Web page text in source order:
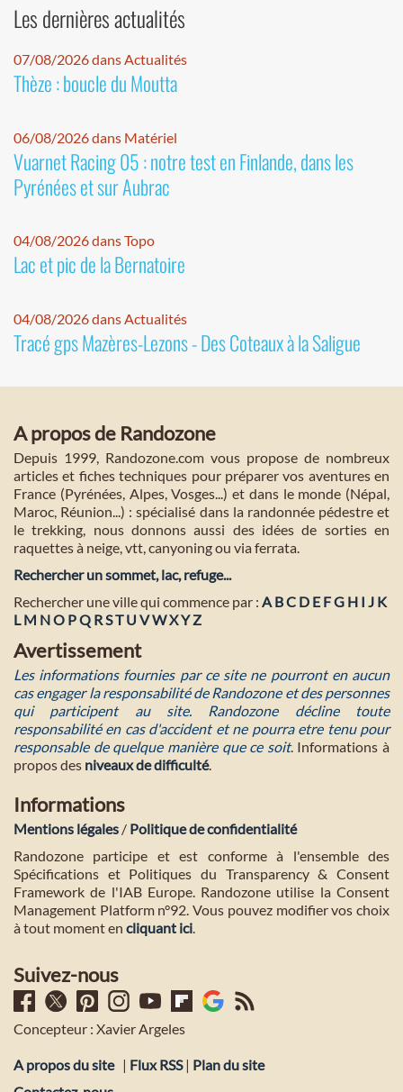
Les dernières actualités
07/08/2026 dans Actualités
Thèze : boucle du Moutta
06/08/2026 dans Matériel
Vuarnet Racing 05 : notre test en Finlande, dans les
Pyrénées et sur Aubrac
04/08/2026 dans Topo
Lac et pic de la Bernatoire
04/08/2026 dans Actualités
Tracé gps Mazères-Lezons - Des Coteaux à la Saligue
A propos de Randozone
Depuis 1999, Randozone.com vous propose de nombreux
articles et fiches techniques pour préparer vos aventures en
France (Pyrénées, Alpes, Vosges...) et dans le monde (Népal,
Maroc, Réunion...) : spécialisé dans la randonnée pédestre et
le trekking, nous donnons aussi des idées de sorties en
raquettes à neige, vtt, canyoning ou via ferrata.
Rechercher un sommet, lac, refuge...
Rechercher une ville qui commence par : A BC D E FG H I J K
L M NO PQ RST U VWXYZ
Avertissement
Les informations fournies par ce site ne pourront en aucun
cas engager la responsabilité de Randozone et des personnes
qui participent au site. Randozone décline toute
responsabilité en cas d'accident et ne pourra etre tenu pour
responsable de quelque manière que ce soit. Informations à
propos des niveaux de difficulté.
Informations
Mentions légales / Politique de confidentialité
Randozone participe et est conforme à l'ensemble des
Spécifications et Politiques du Transparency & Consent
Framework de l'IAB Europe. Randozone utilise la Consent
Management Platform n°92. Vous pouvez modifier vos choix
à tout moment en cliquant ici.
Suivez-nous
Concepteur : Xavier Argeles
A propos du site | Flux RSS| Plan du site